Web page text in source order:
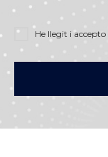
He llegit i accepto